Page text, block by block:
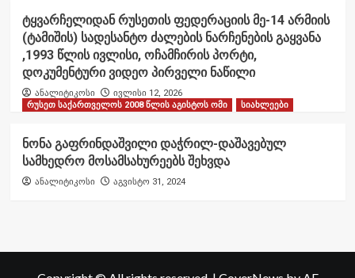
ტყვარჩელიდან რუსეთის ფედერაციის მე-14 არმიის
(ტამიშის) სადესანტო ძალების ნარჩენების გაყვანა
,1993 წლის ივლისი, ოჩამჩირის პორტი,
დოკუმენტური ვიდეო პირველი ნაწილი
ანალიტიკოსი
ივლისი 12, 2026
რუსეთ საქართველოს 2008 წლის აგისტოს ომი
სიახლეები
ნონა გაფრინდაშვილი დაჭრილ-დაშავებულ
სამხედრო მოსამსახურეებს შეხვდა
ანალიტიკოსი აგვისტო 31, 2024